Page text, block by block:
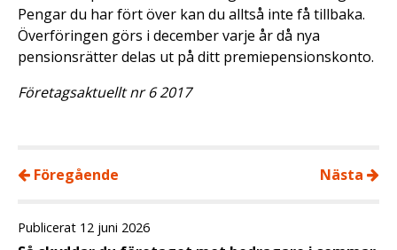
Pengar du har fört över kan du alltså inte få tillbaka.
Överföringen görs i december varje år då nya
pensionsrätter delas ut på ditt premiepensionskonto.
Företagsaktuellt nr 6 2017
Föregående Nästa
Publicerat 12 juni 2026